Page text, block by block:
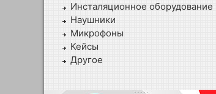
Инсталяционное оборудование
Наушники
Микрофоны
Кейсы
Другое